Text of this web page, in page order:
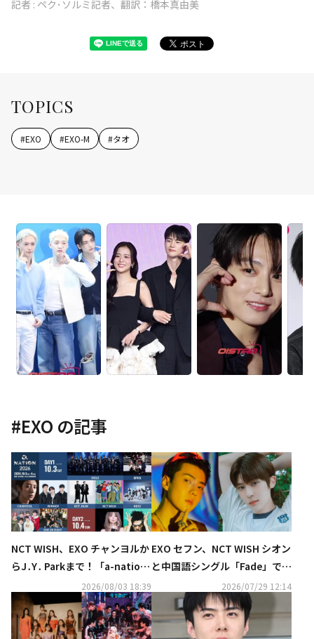
記者 : ペク･ソルミ記者、翻訳：橋本真由美
TOPICS
#EXO #EXO-M #タオ
#EXO の記事
NCT WISH、EXO チャンヨルか
らJ․Y․ Parkまで！「a-nation
2026」第1弾出演アーティスト
発表
2026/08/03 18:39
EXO セフン、NCT WISH シオン
と中国語シングル「Fade」でコ
ラボ…本日リリース2026/07/29 12:14